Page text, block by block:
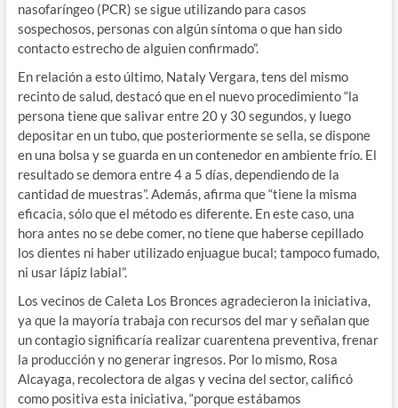
nasofaríngeo (PCR) se sigue utilizando para casos
sospechosos, personas con algún síntoma o que han sido
contacto estrecho de alguien confirmado”.
En relación a esto último, Nataly Vergara, tens del mismo
recinto de salud, destacó que en el nuevo procedimiento “la
persona tiene que salivar entre 20 y 30 segundos, y luego
depositar en un tubo, que posteriormente se sella, se dispone
en una bolsa y se guarda en un contenedor en ambiente frío. El
resultado se demora entre 4 a 5 días, dependiendo de la
cantidad de muestras”. Además, afirma que “tiene la misma
eficacia, sólo que el método es diferente. En este caso, una
hora antes no se debe comer, no tiene que haberse cepillado
los dientes ni haber utilizado enjuague bucal; tampoco fumado,
ni usar lápiz labial”.
Los vecinos de Caleta Los Bronces agradecieron la iniciativa,
ya que la mayoría trabaja con recursos del mar y señalan que
un contagio significaría realizar cuarentena preventiva, frenar
la producción y no generar ingresos. Por lo mismo, Rosa
Alcayaga, recolectora de algas y vecina del sector, calificó
como positiva esta iniciativa, “porque estábamos